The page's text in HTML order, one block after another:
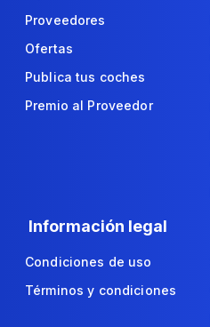
Proveedores
Ofertas
Publica tus coches
Premio al Proveedor
Información legal
Condiciones de uso
Términos y condiciones